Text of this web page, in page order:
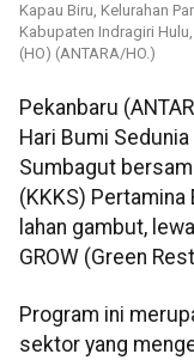
Kapau Biru, Kelurahan
Kabupaten Indragiri
(HO) (ANTARA/HO.)
Pekanbaru
Hari Bumi
Sumbagut
(KKKS)
lahan gambut,
GROW (Green
Program ini
sektor yang